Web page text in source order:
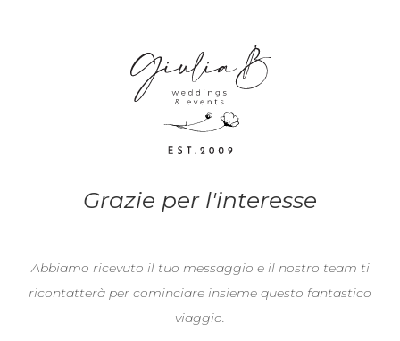
Grazie per l'interesse
Abbiamo ricevuto il tuo messaggio e il nostro team ti
ricontatterà per cominciare insieme questo fantastico
viaggio.